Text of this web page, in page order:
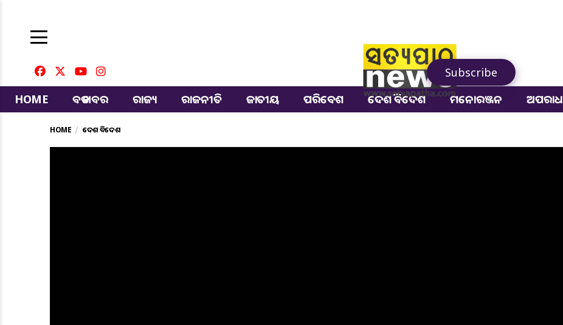
Subscribe
HOME
ବଡ ଖବର ରାଜ୍ୟ ରାଜନୀତି ଜାତୀୟ ପରିବେଶ ଦେଶ ବିଦେଶ ମନୋରଞ୍ଜନ ଅପରାଧ
HOME ଦେଶ ବିଦେଶ